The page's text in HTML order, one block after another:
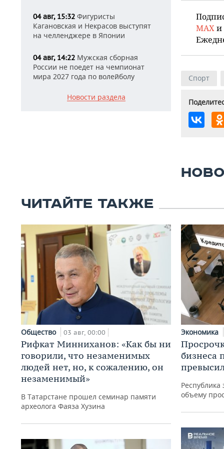
04 авг, 15:32 Фигуристы
Кагановская и Некрасов выступят
на челленджере в Японии
04 авг, 14:22 Мужская сборная
России не поедет на чемпионат
мира 2027 года по волейболу
Новости раздела
MAX и
Спорт
ЧИТАЙТЕ ТАКЖЕ
Общество 03 авг, 00:00
Рифкат Минниханов: «Как бы ни
говорили, что незаменимых
людей нет, но, к сожалению, он
незаменимый»
В Татарстане прошел семинар памяти
археолога Фаяза Хузина
Экономика
бизнеса
Республика
объему